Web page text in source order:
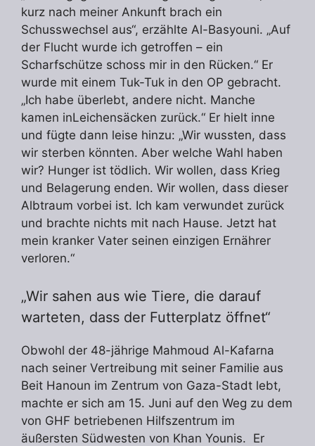
kurz nach meiner Ankunft brach ein
Schusswechsel aus“, erzählte Al-Basyouni. „Auf
der Flucht wurde ich getroffen – ein
Scharfschütze schoss mir in den Rücken.“ Er
wurde mit einem Tuk-Tuk in den OP gebracht.
„Ich habe überlebt, andere nicht. Manche
kamen inLeichensäcken zurück.“ Er hielt inne
und fügte dann leise hinzu: „Wir wussten, dass
wir sterben könnten. Aber welche Wahl haben
wir? Hunger ist tödlich. Wir wollen, dass Krieg
und Belagerung enden. Wir wollen, dass dieser
Albtraum vorbei ist. Ich kam verwundet zurück
und brachte nichts mit nach Hause. Jetzt hat
mein kranker Vater seinen einzigen Ernährer
verloren.“
„Wir sahen aus wie Tiere, die darauf
warteten, dass der Futterplatz öffnet“
Obwohl der 48-jährige Mahmoud Al-Kafarna
nach seiner Vertreibung mit seiner Familie aus
Beit Hanoun im Zentrum von Gaza-Stadt lebt,
machte er sich am 15. Juni auf den Weg zu dem
von GHF betriebenen Hilfszentrum im
äußersten Südwesten von Khan Younis. Er